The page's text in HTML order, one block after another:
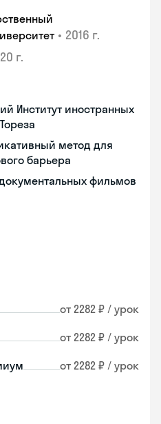
• 2016 г.
г.
Институт иностранных
метод для
барьера
фильмов
от 2282 ₽ / урок
от 2282 ₽ / урок
от 2282 ₽ / урок